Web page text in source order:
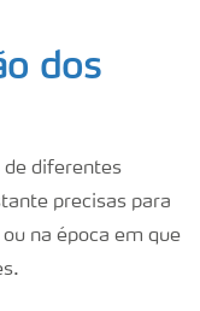
dos
de diferentes
precisas para
na época em que